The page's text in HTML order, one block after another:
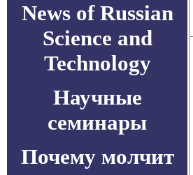
News of Russian
Science and
Technology
Научные
семинары
Почему молчит